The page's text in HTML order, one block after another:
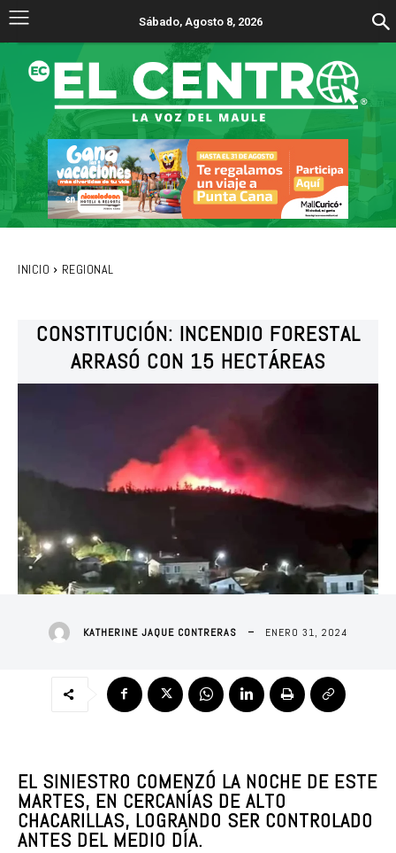
Sábado, Agosto 8, 2026
INICIO REGIONAL
CONSTITUCIÓN: INCENDIO FORESTAL
ARRASÓ CON 15 HECTÁREAS
KATHERINE JAQUE CONTRERAS ENERO 31, 2024
EL SINIESTRO COMENZÓ LA NOCHE DE ESTE
MARTES, EN CERCANÍAS DE ALTO
CHACARILLAS, LOGRANDO SER CONTROLADO
ANTES DEL MEDIO DÍA.